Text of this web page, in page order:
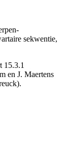
sekwentie,
15.3.1
en J. Maertens